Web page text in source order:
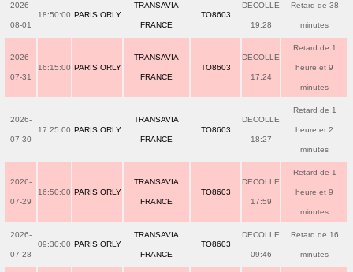
2026-
08-01
18:50:00 PARIS ORLY
TRANSAVIA
FRANCE
TO8603
DECOLLE
19:28
Retard de 38
minutes
2026-
07-31
16:15:00 PARIS ORLY
TRANSAVIA
FRANCE
TO8603
DECOLLE
17:24
Retard de 1
heure et 9
minutes
2026-
07-30
17:25:00 PARIS ORLY
TRANSAVIA
FRANCE
TO8603
DECOLLE
18:27
Retard de 1
heure et 2
minutes
2026-
07-29
16:50:00 PARIS ORLY
TRANSAVIA
FRANCE
TO8603
DECOLLE
17:59
Retard de 1
heure et 9
minutes
2026-
07-28
09:30:00 PARIS ORLY
TRANSAVIA
FRANCE
TO8603
DECOLLE
09:46
Retard de 16
minutes